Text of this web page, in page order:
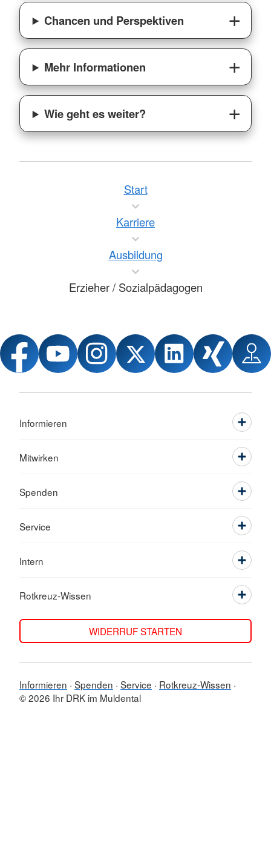
Chancen und Perspektiven
Mehr Informationen
Wie geht es weiter?
Start
Karriere
Ausbildung
Erzieher / Sozialpädagogen
Informieren
Mitwirken
Spenden
Service
Intern
Rotkreuz-Wissen
WIDERRUF STARTEN
Informieren Spenden Service
Rotkreuz-Wissen
© 2026 Ihr DRK im Muldental